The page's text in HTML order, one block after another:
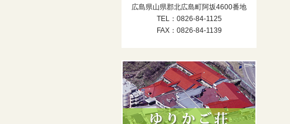
広島県山県郡北広島町阿坂4600番地
TEL：0826-84-1125
FAX：0826-84-1139